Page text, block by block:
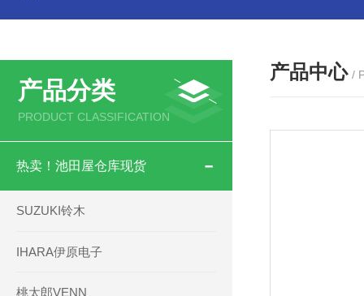
产品分类
PRODUCT CLASSIFICATION
热卖！池田屋仓库现货
SUZUKI铃木
IHARA伊原电子
桃太郎VENN
产品中心 /